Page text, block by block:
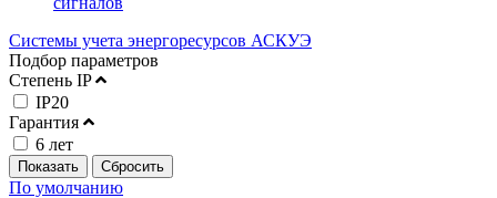
Системы учета энергоресурсов АСКУЭ
Подбор параметров
Степень IP
IP20
Гарантия
6 лет
По умолчанию